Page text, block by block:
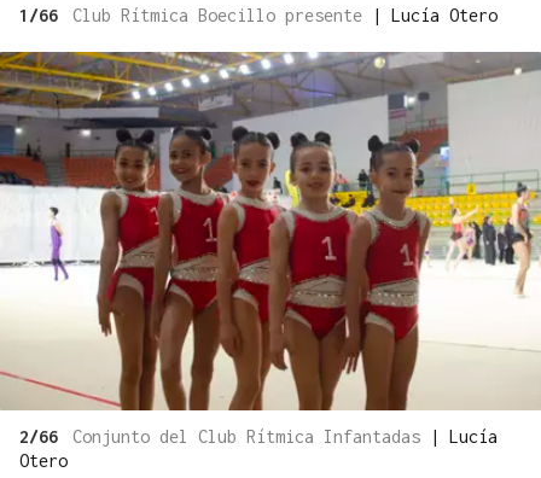
1/66 Club Rítmica Boecillo presente | Lucía Otero
2/66 Conjunto del Club Rítmica Infantadas | Lucía
Otero